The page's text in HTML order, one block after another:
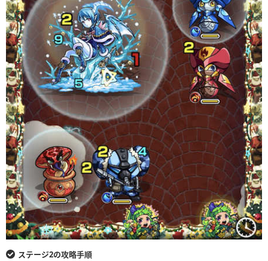
ステージ2の攻略手順